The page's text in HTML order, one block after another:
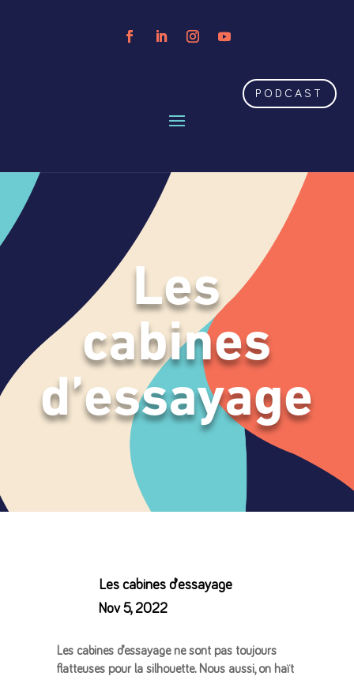
PODCAST
Les
cabines
d’essayage
Les cabines d’essayage
Nov 5, 2022
Les cabines d’essayage ne sont pas toujours
flatteuses pour la silhouette. Nous aussi, on haït